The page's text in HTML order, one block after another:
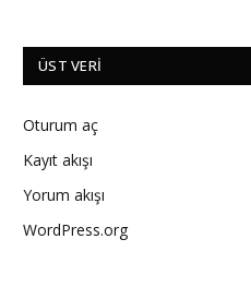
ÜST VERI
Oturum aç
Kayıt akışı
Yorum akışı
WordPress.org